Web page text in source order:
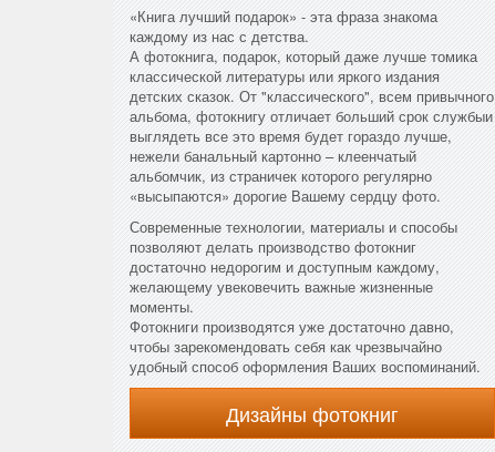
«Книга лучший подарок» - эта фраза знакома
каждому из нас с детства.
А фотокнига, подарок, который даже лучше томика
классической литературы или яркого издания
детских сказок. От "классического", всем привычного
альбома, фотокнигу отличает больший срок службыи
выглядеть все это время будет гораздо лучше,
нежели банальный картонно – клеенчатый
альбомчик, из страничек которого регулярно
«высыпаются» дорогие Вашему сердцу фото.
Современные технологии, материалы и способы
позволяют делать производство фотокниг
достаточно недорогим и доступным каждому,
желающему увековечить важные жизненные
моменты.
Фотокниги производятся уже достаточно давно,
чтобы зарекомендовать себя как чрезвычайно
удобный способ оформления Ваших воспоминаний.
Дизайны фотокниг